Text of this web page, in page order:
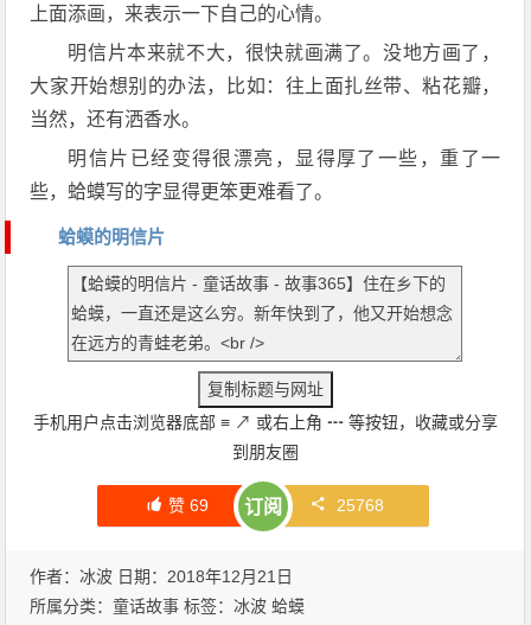
上面添画，来表示一下自己的心情。
明信片本来就不大，很快就画满了。没地方画了，
大家开始想别的办法，比如：往上面扎丝带、粘花瓣，
当然，还有洒香水。
明信片已经变得很漂亮，显得厚了一些，重了一
些，蛤蟆写的字显得更笨更难看了。
蛤蟆的明信片
手机用户点击浏览器底部 ≡ ↗ 或右上角 ┅ 等按钮，收藏或分享
到朋友圈
赞69 订阅 25768
作者：冰波 日期：2018年12月21日
所属分类：童话故事 标签： 冰波 蛤蟆